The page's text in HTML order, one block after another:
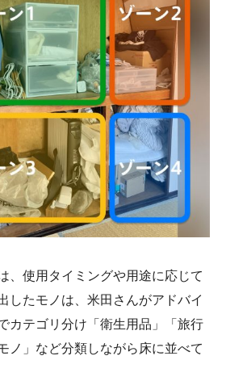
、使用タイミングや用途に応じて
したモノは、米田さんがアドバイ
カテゴリ分け「衛生用品」「旅行
ノ」など分類しながら床に並べて